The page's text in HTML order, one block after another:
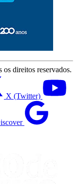
os direitos reservados.
X (Twitter)